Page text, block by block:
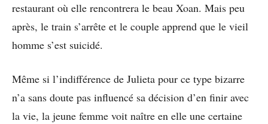
restaurant où elle rencontrera le beau Xoan. Mais peu
après, le train s’arrête et le couple apprend que le vieil
homme s’est suicidé.
Même si l’indifférence de Julieta pour ce type bizarre
n’a sans doute pas influencé sa décision d’en finir avec
la vie, la jeune femme voit naître en elle une certaine